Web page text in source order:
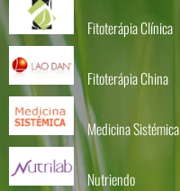
Fitoterápia Clínica
Fitoterápia China
Medicina Sistémica
Nutriendo